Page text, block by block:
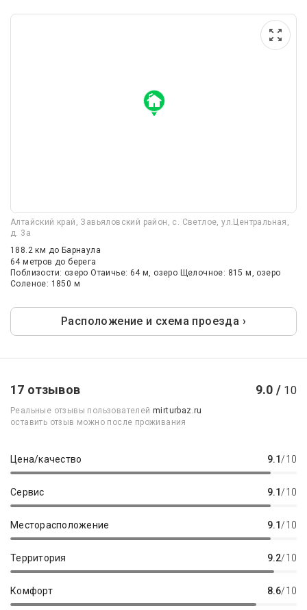
Алтайский край, Завьяловский район, с. Светлое, ул.Центральная,
д. 3а
188.2 км до Барнаула
64 метров до берега
Поблизости: озеро Отаичье: 64 м, озеро Щелочное: 815 м, озеро
Соленое: 1850 м
Расположение и схема проезда ›
17 отзывов 9.0 / 10
Реальные отзывы пользователейmirturbaz.ru
оставить отзыв можно после проживания
Цена/качество 9.1/10
Сервис 9.1/10
Месторасположение 9.1/10
Территория 9.2/10
Комфорт 8.6/10